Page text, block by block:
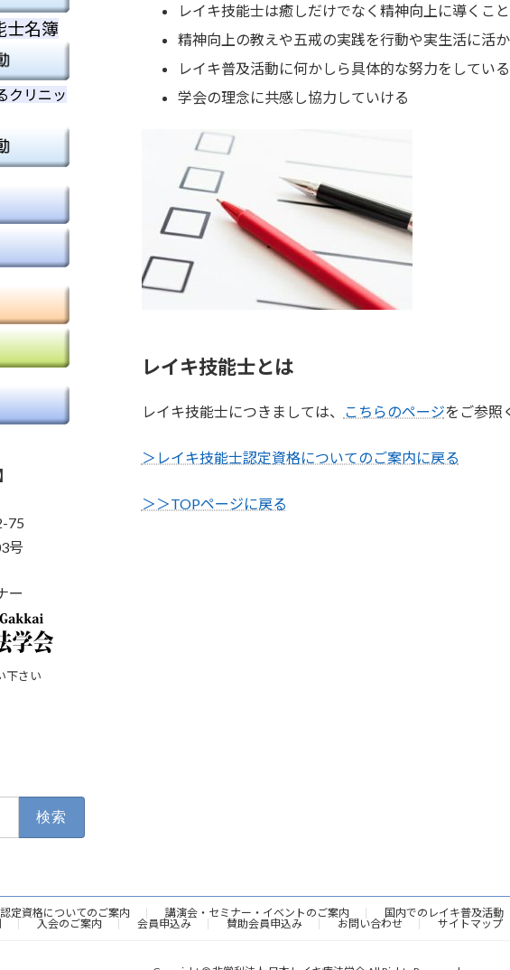
レイキ技能士は癒しだけでなく精神向上に導くこ
精神向上の教えや五戒の実践を行動や実生活に活
レイキ普及活動に何かしら具体的な努力をしている
学会の理念に共感し協力していける
レイキ技能士とは
レイキ技能士につきましては、 こちらのページをご参照
＞レイキ技能士認定資格についてのご案内に戻る
＞＞TOPページに戻る
士名簿
クリニッ
75
号
ー
下さい
定資格についてのご案内 講演会・セミナー・イベントのご案内 国内でのレイキ普及活動
入会のご案内 会員申込み 賛助会員申込み お問い合わせ サイトマップ